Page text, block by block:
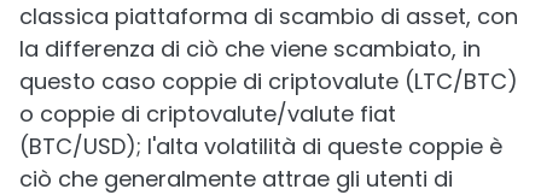
classica piattaforma di scambio di asset, con
la differenza di ciò che viene scambiato, in
questo caso coppie di criptovalute (LTC/BTC)
o coppie di criptovalute/valute fiat
(BTC/USD); l'alta volatilità di queste coppie è
ciò che generalmente attrae gli utenti di